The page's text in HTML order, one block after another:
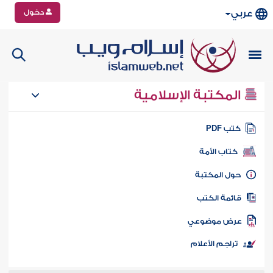
عربي دخول
المكتبة الإسلامية
كتب PDF
كتاب الأمة
المكتبة
الكتب
موضوعي